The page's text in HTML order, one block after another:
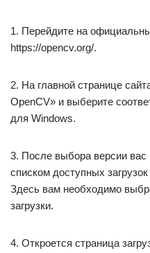
1. Перейдите на
https://opencv.org/.
2. На главной странице
OpenCV» и выберите
для Windows.
3. После выбора версии вас
списком доступных
Здесь вам необходимо
загрузки.
4. Откроется страница